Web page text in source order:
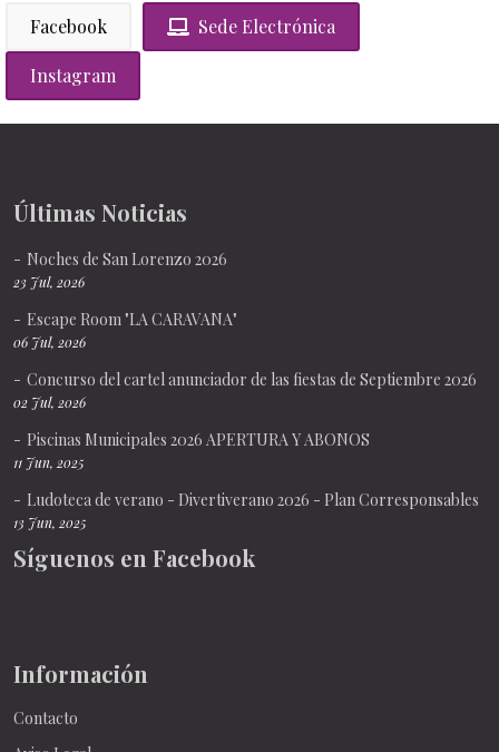
Facebook Sede Electrónica
Instagram
Últimas Noticias
Noches de San Lorenzo 2026
23 Jul, 2026
Escape Room "LA CARAVANA"
06 Jul, 2026
Concurso del cartel anunciador de las fiestas de Septiembre 2026
02 Jul, 2026
Piscinas Municipales 2026 APERTURA Y ABONOS
11 Jun, 2025
Ludoteca de verano - Divertiverano 2026 - Plan Corresponsables
13 Jun, 2025
Síguenos en Facebook
Información
Contacto